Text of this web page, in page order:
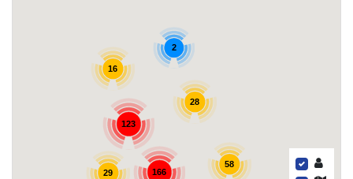
166
123
58
29
16
28
2